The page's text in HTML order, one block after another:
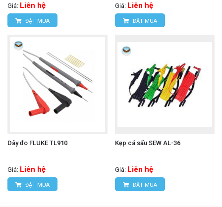
Giá: Liên hệ
ĐẶT MUA
Giá: Liên hệ
ĐẶT MUA
Dây đo FLUKE TL910
Giá: Liên hệ
ĐẶT MUA
Kẹp cá sấu SEW AL-36
Giá: Liên hệ
ĐẶT MUA